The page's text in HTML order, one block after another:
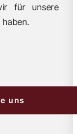
für unsere
uns